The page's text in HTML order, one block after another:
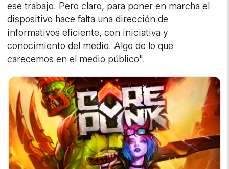
ese trabajo. Pero claro, para poner en marcha el
dispositivo hace falta una dirección de
informativos eficiente, con iniciativa y
conocimiento del medio. Algo de lo que
carecemos en el medio público".